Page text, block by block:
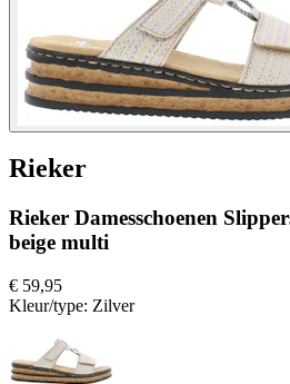
Rieker
Rieker Damesschoenen
beige multi
€ 59,95
Kleur/type: Zilver